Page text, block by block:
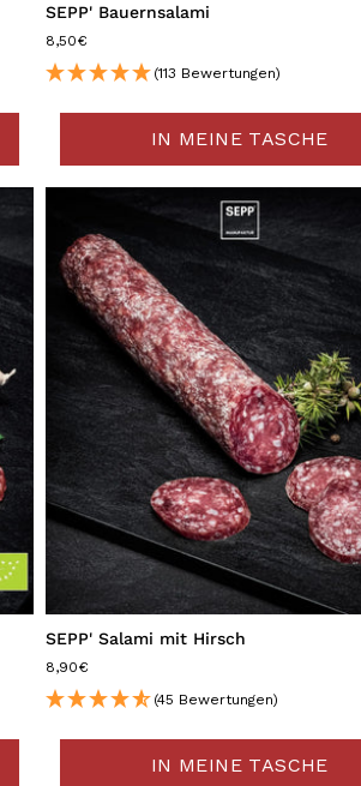
SEPP' Bauernsalami
8,50€
(113 Bewertungen)
IN MEINE TASCHE
SEPP' Salami mit Hirsch
8,90€
(45 Bewertungen)
IN MEINE TASCHE